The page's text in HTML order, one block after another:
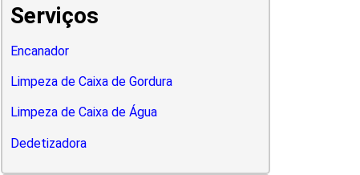
Serviços
Encanador
Limpeza de Caixa de Gordura
Limpeza de Caixa de Água
Dedetizadora